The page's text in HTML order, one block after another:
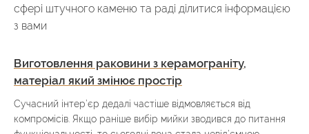
сфері штучного каменю та раді ділитися інформацією
з вами
Виготовлення раковини з керамограніту,
матеріал який змінює простір
Сучасний інтер’єр дедалі частіше відмовляється від
компромісів. Якщо раніше вибір мийки зводився до питання